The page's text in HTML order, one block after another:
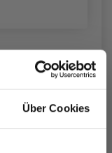
Über Cookies
Bag by